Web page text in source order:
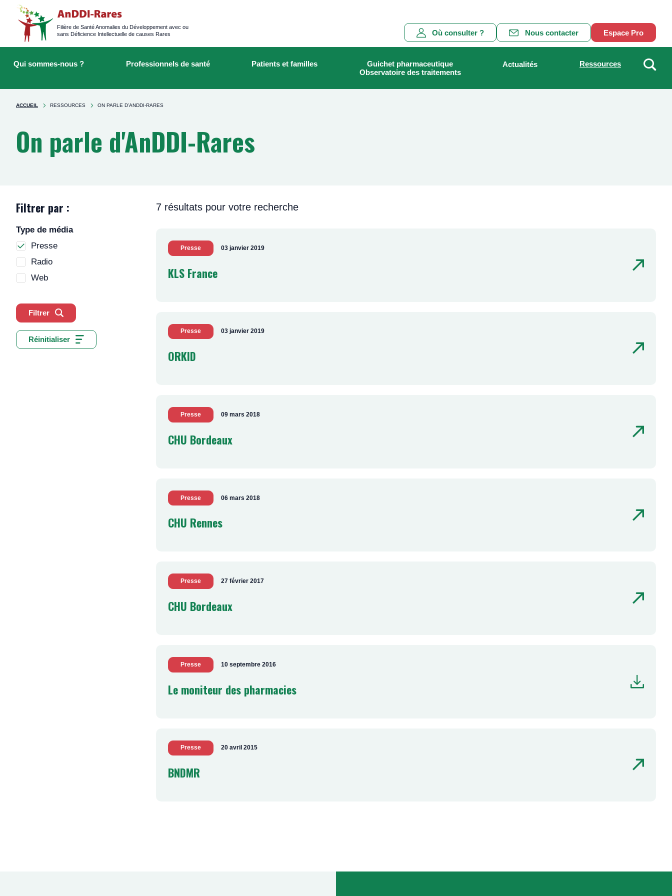
Logged
main
navigation
Filière de Santé Anomalies du Développement avec ou
sans Déficience Intellectuelle de causes Rares
Main
navigation
Où consulter ? Nous contacter Espace Pro
sur
Rechercher
navigation
Qui sommes-nous ? Professionnels de santé Patients et familles
Guichet pharmaceutique
Observatoire des traitements
Actualités Ressources
You're
ACCUEIL RESSOURCES ON PARLE D’ANDDI-RARES
On parle d'AnDDI-Rares
Filtrer par :
Type de média
Presse
Radio
Web
Filtrer
Réinitialiser
7 résultats pour votre recherche
Presse 03 janvier 2019
KLS France
Presse 03 janvier 2019
ORKID
Presse 09 mars 2018
CHU Bordeaux
Presse 06 mars 2018
CHU Rennes
Presse 27 février 2017
CHU Bordeaux
Presse 10 septembre 2016
Le moniteur des pharmacies
Presse 20 avril 2015
BNDMR